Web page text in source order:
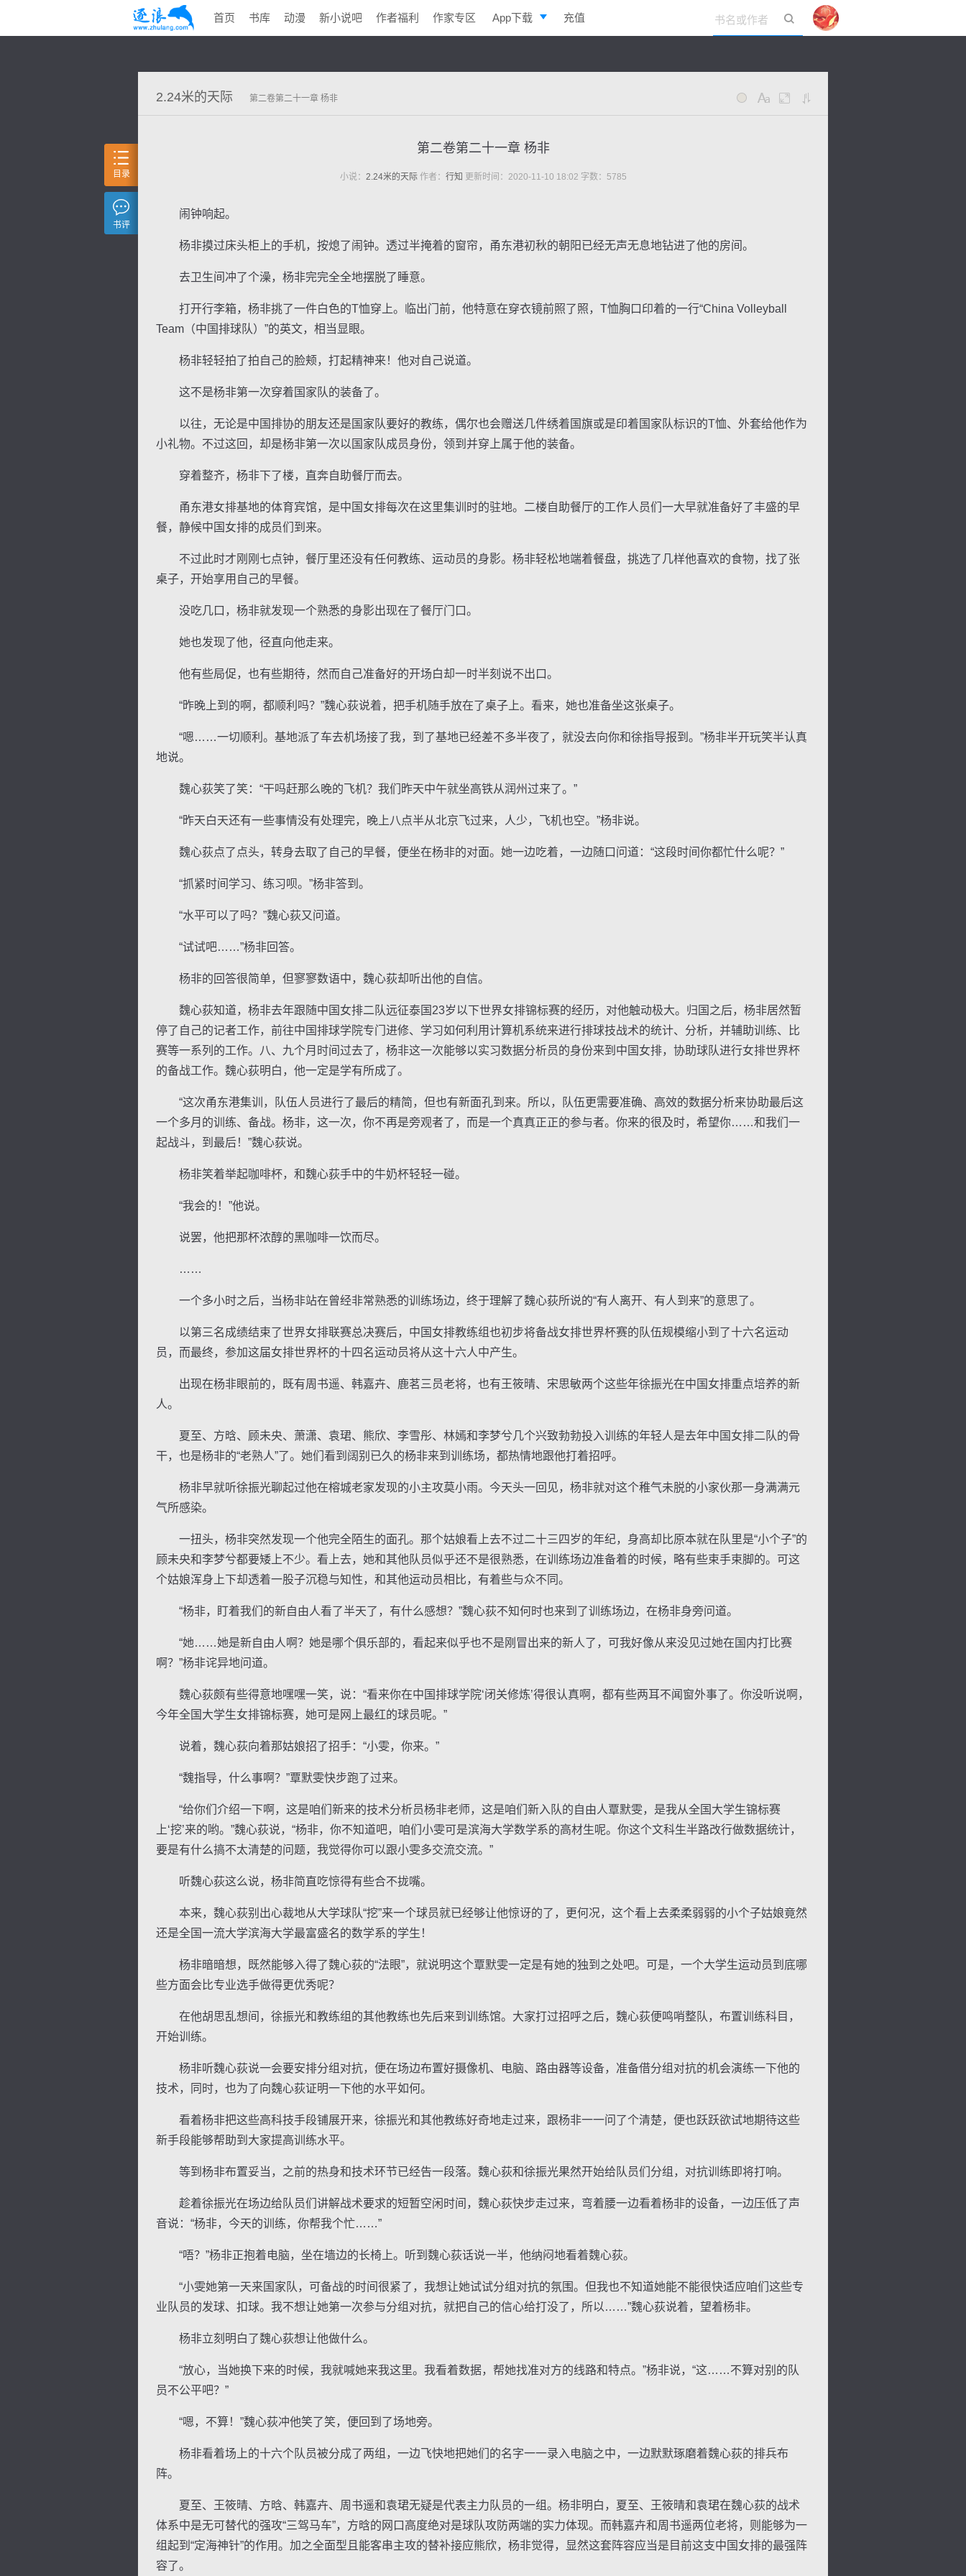
首页 书库 动漫 新小说吧 作者福利 作家专区 App下载 充值
2.24米的天际 第二卷第二十一章 杨非
景 号 度 动
第二卷第二十一章 杨非
小说： 2.24米的天际作者： 行知 更新时间：2020-11-10 18:02 字数：5785
闹钟响起。
杨非摸过床头柜上的手机，按熄了闹钟。透过半掩着的窗帘，甬东港初秋的朝阳已经无声无息地钻进了他的房间。
去卫生间冲了个澡，杨非完完全全地摆脱了睡意。
打开行李箱，杨非挑了一件白色的T恤穿上。临出门前，他特意在穿衣镜前照了照，T恤胸口印着的一行“China Volleyball
Team（中国排球队）”的英文，相当显眼。
杨非轻轻拍了拍自己的脸颊，打起精神来！他对自己说道。
这不是杨非第一次穿着国家队的装备了。
以往，无论是中国排协的朋友还是国家队要好的教练，偶尔也会赠送几件绣着国旗或是印着国家队标识的T恤、外套给他作为
小礼物。不过这回，却是杨非第一次以国家队成员身份，领到并穿上属于他的装备。
穿着整齐，杨非下了楼，直奔自助餐厅而去。
甬东港女排基地的体育宾馆，是中国女排每次在这里集训时的驻地。二楼自助餐厅的工作人员们一大早就准备好了丰盛的早
餐，静候中国女排的成员们到来。
不过此时才刚刚七点钟，餐厅里还没有任何教练、运动员的身影。杨非轻松地端着餐盘，挑选了几样他喜欢的食物，找了张
桌子，开始享用自己的早餐。
没吃几口，杨非就发现一个熟悉的身影出现在了餐厅门口。
她也发现了他，径直向他走来。
他有些局促，也有些期待，然而自己准备好的开场白却一时半刻说不出口。
“昨晚上到的啊，都顺利吗？”魏心荻说着，把手机随手放在了桌子上。看来，她也准备坐这张桌子。
“嗯……一切顺利。基地派了车去机场接了我，到了基地已经差不多半夜了，就没去向你和徐指导报到。”杨非半开玩笑半认真
地说。
魏心荻笑了笑：“干吗赶那么晚的飞机？我们昨天中午就坐高铁从润州过来了。”
“昨天白天还有一些事情没有处理完，晚上八点半从北京飞过来，人少，飞机也空。”杨非说。
魏心荻点了点头，转身去取了自己的早餐，便坐在杨非的对面。她一边吃着，一边随口问道：“这段时间你都忙什么呢？”
“抓紧时间学习、练习呗。”杨非答到。
“水平可以了吗？”魏心荻又问道。
“试试吧……”杨非回答。
杨非的回答很简单，但寥寥数语中，魏心荻却听出他的自信。
魏心荻知道，杨非去年跟随中国女排二队远征泰国23岁以下世界女排锦标赛的经历，对他触动极大。归国之后，杨非居然暂
停了自己的记者工作，前往中国排球学院专门进修、学习如何利用计算机系统来进行排球技战术的统计、分析，并辅助训练、比
赛等一系列的工作。八、九个月时间过去了，杨非这一次能够以实习数据分析员的身份来到中国女排，协助球队进行女排世界杯
的备战工作。魏心荻明白，他一定是学有所成了。
“这次甬东港集训，队伍人员进行了最后的精简，但也有新面孔到来。所以，队伍更需要准确、高效的数据分析来协助最后这
一个多月的训练、备战。杨非，这一次，你不再是旁观者了，而是一个真真正正的参与者。你来的很及时，希望你……和我们一
起战斗，到最后！”魏心荻说。
杨非笑着举起咖啡杯，和魏心荻手中的牛奶杯轻轻一碰。
“我会的！”他说。
说罢，他把那杯浓醇的黑咖啡一饮而尽。
……
一个多小时之后，当杨非站在曾经非常熟悉的训练场边，终于理解了魏心荻所说的“有人离开、有人到来”的意思了。
以第三名成绩结束了世界女排联赛总决赛后，中国女排教练组也初步将备战女排世界杯赛的队伍规模缩小到了十六名运动
员，而最终，参加这届女排世界杯的十四名运动员将从这十六人中产生。
出现在杨非眼前的，既有周书遥、韩嘉卉、鹿茗三员老将，也有王筱晴、宋思敏两个这些年徐振光在中国女排重点培养的新
人。
夏至、方晗、顾未央、萧潇、袁珺、熊欣、李雪彤、林嫣和李梦兮几个兴致勃勃投入训练的年轻人是去年中国女排二队的骨
干，也是杨非的“老熟人”了。她们看到阔别已久的杨非来到训练场，都热情地跟他打着招呼。
杨非早就听徐振光聊起过他在榕城老家发现的小主攻莫小雨。今天头一回见，杨非就对这个稚气未脱的小家伙那一身满满元
气所感染。
一扭头，杨非突然发现一个他完全陌生的面孔。那个姑娘看上去不过二十三四岁的年纪，身高却比原本就在队里是“小个子”的
顾未央和李梦兮都要矮上不少。看上去，她和其他队员似乎还不是很熟悉，在训练场边准备着的时候，略有些束手束脚的。可这
个姑娘浑身上下却透着一股子沉稳与知性，和其他运动员相比，有着些与众不同。
“杨非，盯着我们的新自由人看了半天了，有什么感想？”魏心荻不知何时也来到了训练场边，在杨非身旁问道。
“她……她是新自由人啊？她是哪个俱乐部的，看起来似乎也不是刚冒出来的新人了，可我好像从来没见过她在国内打比赛
啊？”杨非诧异地问道。
魏心荻颇有些得意地嘿嘿一笑，说：“看来你在中国排球学院‘闭关修炼’得很认真啊，都有些两耳不闻窗外事了。你没听说啊，
今年全国大学生女排锦标赛，她可是网上最红的球员呢。”
说着，魏心荻向着那姑娘招了招手：“小雯，你来。”
“魏指导，什么事啊？”覃默雯快步跑了过来。
“给你们介绍一下啊，这是咱们新来的技术分析员杨非老师，这是咱们新入队的自由人覃默雯，是我从全国大学生锦标赛
上‘挖’来的哟。”魏心荻说，“杨非，你不知道吧，咱们小雯可是滨海大学数学系的高材生呢。你这个文科生半路改行做数据统计，
要是有什么搞不太清楚的问题，我觉得你可以跟小雯多交流交流。”
听魏心荻这么说，杨非简直吃惊得有些合不拢嘴。
本来，魏心荻别出心裁地从大学球队“挖”来一个球员就已经够让他惊讶的了，更何况，这个看上去柔柔弱弱的小个子姑娘竟然
还是全国一流大学滨海大学最富盛名的数学系的学生！
杨非暗暗想，既然能够入得了魏心荻的“法眼”，就说明这个覃默雯一定是有她的独到之处吧。可是，一个大学生运动员到底哪
些方面会比专业选手做得更优秀呢？
在他胡思乱想间，徐振光和教练组的其他教练也先后来到训练馆。大家打过招呼之后，魏心荻便鸣哨整队，布置训练科目，
开始训练。
杨非听魏心荻说一会要安排分组对抗，便在场边布置好摄像机、电脑、路由器等设备，准备借分组对抗的机会演练一下他的
技术，同时，也为了向魏心荻证明一下他的水平如何。
看着杨非把这些高科技手段铺展开来，徐振光和其他教练好奇地走过来，跟杨非一一问了个清楚，便也跃跃欲试地期待这些
新手段能够帮助到大家提高训练水平。
等到杨非布置妥当，之前的热身和技术环节已经告一段落。魏心荻和徐振光果然开始给队员们分组，对抗训练即将打响。
趁着徐振光在场边给队员们讲解战术要求的短暂空闲时间，魏心荻快步走过来，弯着腰一边看着杨非的设备，一边压低了声
音说：“杨非，今天的训练，你帮我个忙……”
“唔？”杨非正抱着电脑，坐在墙边的长椅上。听到魏心荻话说一半，他纳闷地看着魏心荻。
“小雯她第一天来国家队，可备战的时间很紧了，我想让她试试分组对抗的氛围。但我也不知道她能不能很快适应咱们这些专
业队员的发球、扣球。我不想让她第一次参与分组对抗，就把自己的信心给打没了，所以……”魏心荻说着，望着杨非。
杨非立刻明白了魏心荻想让他做什么。
“放心，当她换下来的时候，我就喊她来我这里。我看着数据，帮她找准对方的线路和特点。”杨非说，“这……不算对别的队
员不公平吧？”
“嗯，不算！”魏心荻冲他笑了笑，便回到了场地旁。
杨非看着场上的十六个队员被分成了两组，一边飞快地把她们的名字一一录入电脑之中，一边默默琢磨着魏心荻的排兵布
阵。
夏至、王筱晴、方晗、韩嘉卉、周书遥和袁珺无疑是代表主力队员的一组。杨非明白，夏至、王筱晴和袁珺在魏心荻的战术
体系中是无可替代的强攻“三驾马车”，方晗的网口高度绝对是球队攻防两端的实力体现。而韩嘉卉和周书遥两位老将，则能够为一
组起到“定海神针”的作用。加之全面型且能客串主攻的替补接应熊欣，杨非觉得，显然这套阵容应当是目前这支中国女排的最强阵
容了。
目录
书评